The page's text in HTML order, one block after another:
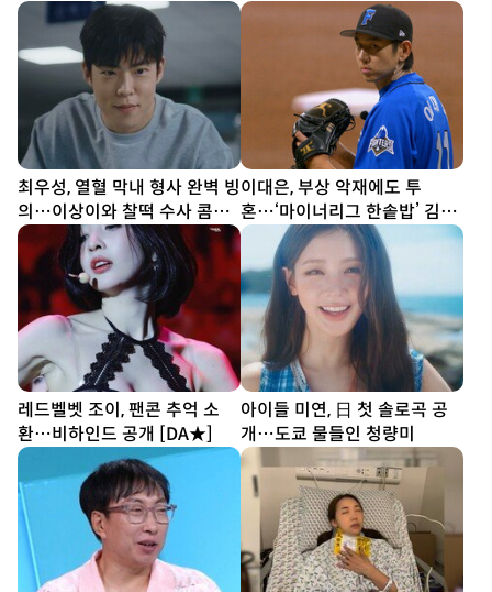
찬희 깜짝 등장
[DA★]
최우성, 열혈 막내 형사 완벽 빙
의…이상이와 찰떡 수사 콤비
(유부녀 킬러)
이대은, 부상 악재에도 투
혼…‘마이너리그 한솥밥’ 김동
엽과 정면승부 (불꽃야구2)
레드벨벳 조이, 팬콘 추억 소
환…비하인드 공개 [DA★]
아이들 미연, 日 첫 솔로곡 공
개…도쿄 물들인 청량미